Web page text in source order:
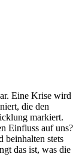
Eine Krise wird
die den
markiert.
Einfluss auf uns?
beinhalten stets
das ist, was die